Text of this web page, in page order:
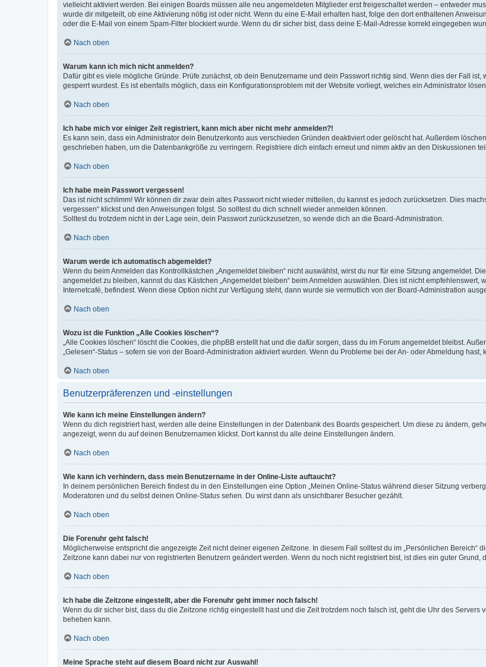
vielleicht aktiviert werden. Bei einigen Boards müssen alle neu angemeldeten Mitglieder erst freigeschaltet werden – entweder
wurde dir mitgeteilt, ob eine Aktivierung nötig ist oder nicht. Wenn du eine E-Mail erhalten hast, folge den dort enthaltenen
oder die E-Mail von einem Spam-Filter blockiert wurde. Wenn du dir sicher bist, dass deine E-Mail-Adresse korrekt eingegeben
Nach oben
Warum kann ich mich nicht anmelden?
Dafür gibt es viele mögliche Gründe. Prüfe zunächst, ob dein Benutzername und dein Passwort richtig sind. Wenn dies der Fall
gesperrt wurdest. Es ist ebenfalls möglich, dass ein Konfigurationsproblem mit der Website vorliegt, welches ein Administrator
Nach oben
Ich habe mich vor einiger Zeit registriert, kann mich aber nicht mehr anmelden?!
Es kann sein, dass ein Administrator dein Benutzerkonto aus verschieden Gründen deaktiviert oder gelöscht hat. Außerdem
geschrieben haben, um die Datenbankgröße zu verringern. Registriere dich einfach erneut und nimm aktiv an den Diskussionen
Nach oben
Ich habe mein Passwort vergessen!
Das ist nicht schlimm! Wir können dir zwar dein altes Passwort nicht wieder mitteilen, du kannst es jedoch zurücksetzen. Dies
vergessen“ klickst und den Anweisungen folgst. So solltest du dich schnell wieder anmelden können.
Solltest du trotzdem nicht in der Lage sein, dein Passwort zurückzusetzen, so wende dich an die Board-Administration.
Nach oben
Warum werde ich automatisch abgemeldet?
Wenn du beim Anmelden das Kontrollkästchen „Angemeldet bleiben“ nicht auswählst, wirst du nur für eine Sitzung angemeldet.
angemeldet zu bleiben, kannst du das Kästchen „Angemeldet bleiben“ beim Anmelden auswählen. Dies ist nicht
Internetcafé, befindest. Wenn diese Option nicht zur Verfügung steht, dann wurde sie vermutlich von der Board-Administration
Nach oben
Wozu ist die Funktion „Alle Cookies löschen“?
„Alle Cookies löschen“ löscht die Cookies, die phpBB erstellt hat und die dafür sorgen, dass du im Forum angemeldet bleibst.
„Gelesen“-Status – sofern sie von der Board-Administration aktiviert wurden. Wenn du Probleme bei der An- oder Abmeldung
Nach oben
Benutzerpräferenzen und -einstellungen
Wie kann ich meine Einstellungen ändern?
Wenn du dich registriert hast, werden alle deine Einstellungen in der Datenbank des Boards gespeichert. Um diese zu ändern,
angezeigt, wenn du auf deinen Benutzernamen klickst. Dort kannst du alle deine Einstellungen ändern.
Nach oben
Wie kann ich verhindern, dass mein Benutzername in der Online-Liste auftaucht?
In deinem persönlichen Bereich findest du in den Einstellungen eine Option „Meinen Online-Status während dieser Sitzung
Moderatoren und du selbst deinen Online-Status sehen. Du wirst dann als unsichtbarer Besucher gezählt.
Nach oben
Die Forenuhr geht falsch!
Möglicherweise entspricht die angezeigte Zeit nicht deiner eigenen Zeitzone. In diesem Fall solltest du im „Persönlichen Bereich“
Zeitzone kann dabei nur von registrierten Benutzern geändert werden. Wenn du noch nicht registriert bist, ist dies ein guter Grund,
Nach oben
Ich habe die Zeitzone eingestellt, aber die Forenuhr geht immer noch falsch!
Wenn du dir sicher bist, dass du die Zeitzone richtig eingestellt hast und die Zeit trotzdem noch falsch ist, geht die Uhr des
beheben kann.
Nach oben
Meine Sprache steht auf diesem Board nicht zur Auswahl!